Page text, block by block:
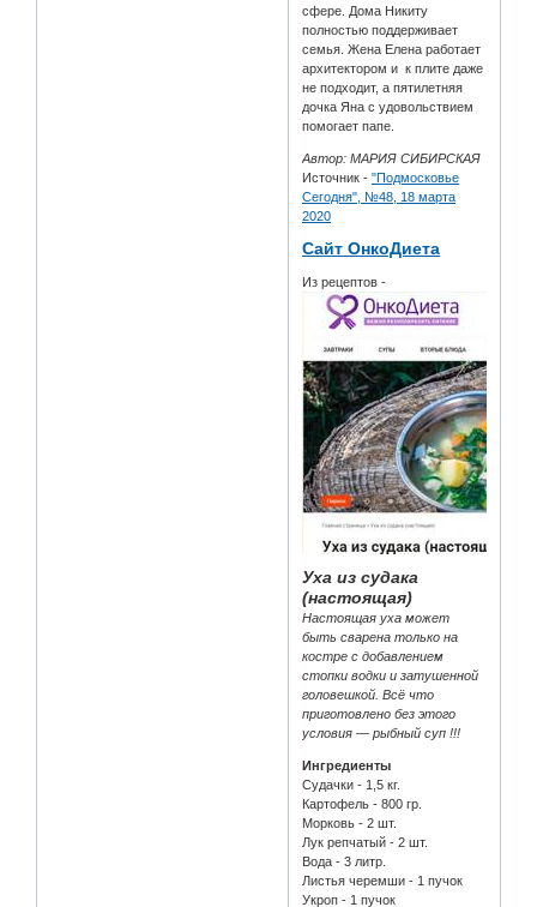
сфере. Дома Никиту
полностью поддерживает
семья. Жена Елена работает
архитектором и к плите даже
не подходит, а пятилетняя
дочка Яна с удовольствием
помогает папе.
Автор: МАРИЯ СИБИРСКАЯ
Источник -"Подмосковье
Сегодня", №48, 18 марта
2020
Сайт ОнкоДиета
Из рецептов -
Уха из судака
(настоящая)
Настоящая уха может
быть сварена только на
костре с добавлением
стопки водки и затушенной
головешкой. Всё что
приготовлено без этого
условия — рыбный суп !!!
Ингредиенты
Судачки - 1,5 кг.
Картофель - 800 гр.
Морковь - 2 шт.
Лук репчатый - 2 шт.
Вода - 3 литр.
Листья черемши - 1 пучок
Укроп - 1 пучок